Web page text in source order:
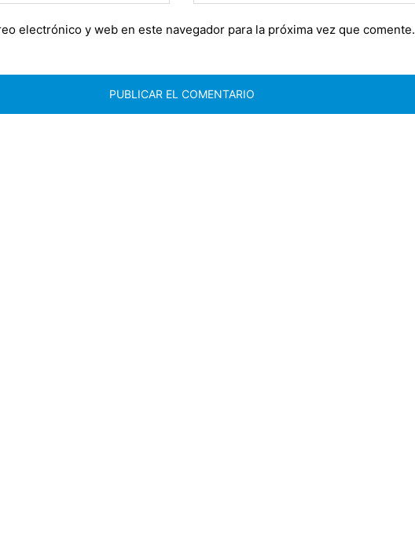
electrónico y web en este navegador para la próxima vez que comente.